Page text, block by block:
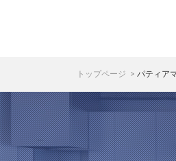
トップページ パティア